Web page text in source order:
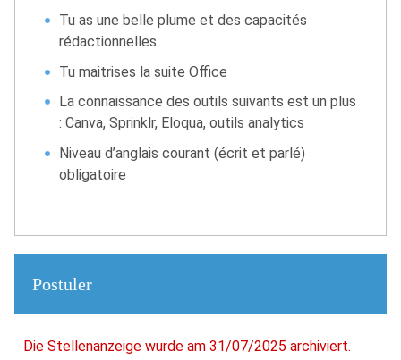
Tu as une belle plume et des capacités
rédactionnelles
Tu maitrises la suite Office
La connaissance des outils suivants est un plus
: Canva, Sprinklr, Eloqua, outils analytics
Niveau d’anglais courant (écrit et parlé)
obligatoire
Postuler
Die Stellenanzeige wurde am 31/07/2025 archiviert.